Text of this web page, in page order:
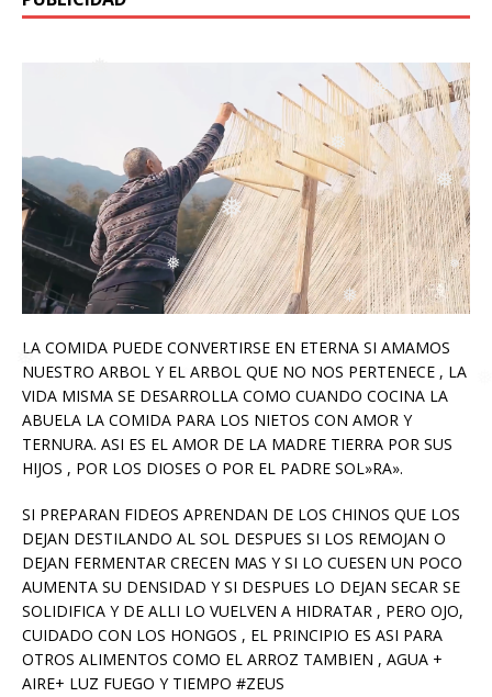
❅
❅
❅
❅
❅
❅
LA COMIDA PUEDE CONVERTIRSE EN ETERNA SI AMAMOS
NUESTRO ARBOL Y EL ARBOL QUE NO NOS PERTENECE , LA
VIDA MISMA SE DESARROLLA COMO CUANDO COCINA LA
ABUELA LA COMIDA PARA LOS NIETOS CON AMOR Y
TERNURA. ASI ES EL AMOR DE LA MADRE TIERRA POR SUS
HIJOS , POR LOS DIOSES O POR EL PADRE SOL»RA».
SI PREPARAN FIDEOS APRENDAN DE LOS CHINOS QUE LOS
DEJAN DESTILANDO AL SOL DESPUES SI LOS REMOJAN O
DEJAN FERMENTAR CRECEN MAS Y SI LO CUESEN UN POCO
AUMENTA SU DENSIDAD Y SI DESPUES LO DEJAN SECAR SE
SOLIDIFICA Y DE ALLI LO VUELVEN A HIDRATAR , PERO OJO,
CUIDADO CON LOS HONGOS , EL PRINCIPIO ES ASI PARA
OTROS ALIMENTOS COMO EL ARROZ TAMBIEN , AGUA +
AIRE+ LUZ FUEGO Y TIEMPO #ZEUS